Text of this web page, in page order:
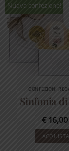
Nuova confezione!
CONFEZIONI
Sinfonia di
€16,00
ACQUISTA